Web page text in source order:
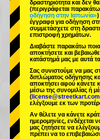
δραστηριότητα και δεν
(περιγράφεται παρακάτω
οδήγηση στην Ιαπωνία»)
έγγραφα για οδήγηση
συμμετάσχετε στη
επιστροφή χρημάτων.
Διαβάστε παρακάτω
αποκτήσετε και
κατάστημά μας με αυτά
Σας συνιστούμε να μας
διπλώματος οδήγησης
αποκτήσει αφού κάνετε
μέσω της συνομιλίας ή
( license@streetkart.com
ελέγξουμε εκ των
Αν θέλετε να κάνετε
ημερομηνίες, ενδέχεται
μας ζητήσετε να
πρέπει να το